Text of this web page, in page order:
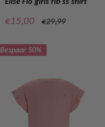
Verkoopprijs
€15,00
Normale
€29,99
Bespaar 50%